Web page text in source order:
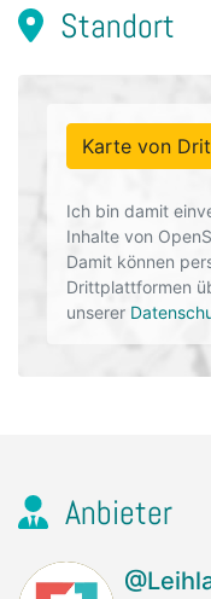
Standort
Karte von
Ich bin damit
Inhalte von
Damit können
Drittplattformen
unserer
Anbieter